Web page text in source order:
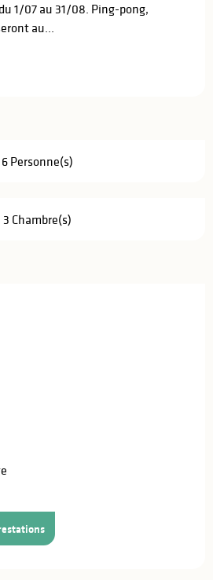
1/07 au 31/08. Ping-pong,
au...
6 Personne(s)
3 Chambre(s)